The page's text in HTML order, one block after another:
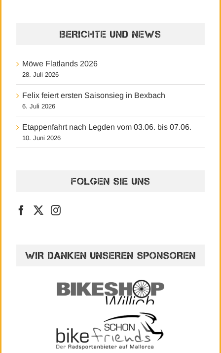
BERICHTE UND NEWS
Möwe Flatlands 2026
28. Juli 2026
Felix feiert ersten Saisonsieg in Bexbach
6. Juli 2026
Etappenfahrt nach Legden vom 03.06. bis 07.06.
10. Juni 2026
FOLGEN SIE UNS
WIR DANKEN UNSEREN SPONSOREN